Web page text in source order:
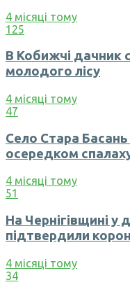
4 місяці тому
125
В Кобижчі дачник
молодого лісу
4 місяці тому
47
Село Стара
осередком спалаху
4 місяці тому
51
На Чернігівщині у
підтвердили
4 місяці тому
34